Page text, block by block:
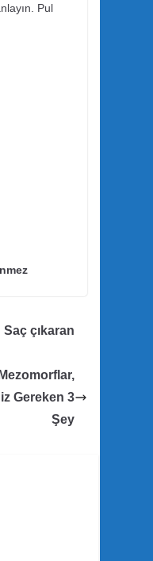
Pul
çıkaran
Gereken 3
Şey